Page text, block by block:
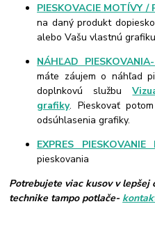
PIESKOVACIE MOTÍVY /
na daný produkt
alebo Vašu vlastnú
NÁHĽAD
máte záujem o náhľad
doplnkovú službu
grafiky. Pieskovať
odsúhlasenia grafiky.
EXPRES
pieskovania
Potrebujete viac kusov v lepšej
technike tampo potlače-